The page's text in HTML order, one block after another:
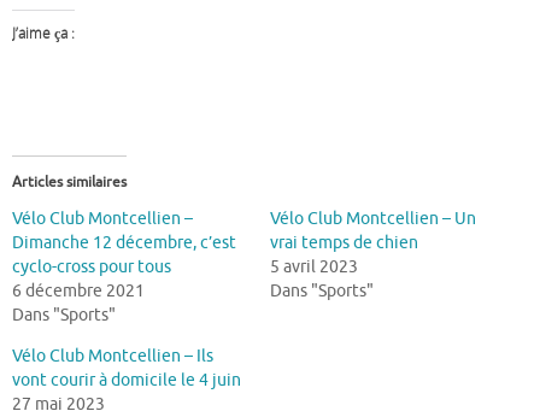
J’aime ça :
Articles similaires
Vélo Club Montcellien –
Dimanche 12 décembre, c’est
cyclo-cross pour tous
6 décembre 2021
Dans "Sports"
Vélo Club Montcellien – Un
vrai temps de chien
5 avril 2023
Dans "Sports"
Vélo Club Montcellien – Ils
vont courir à domicile le 4 juin
27 mai 2023